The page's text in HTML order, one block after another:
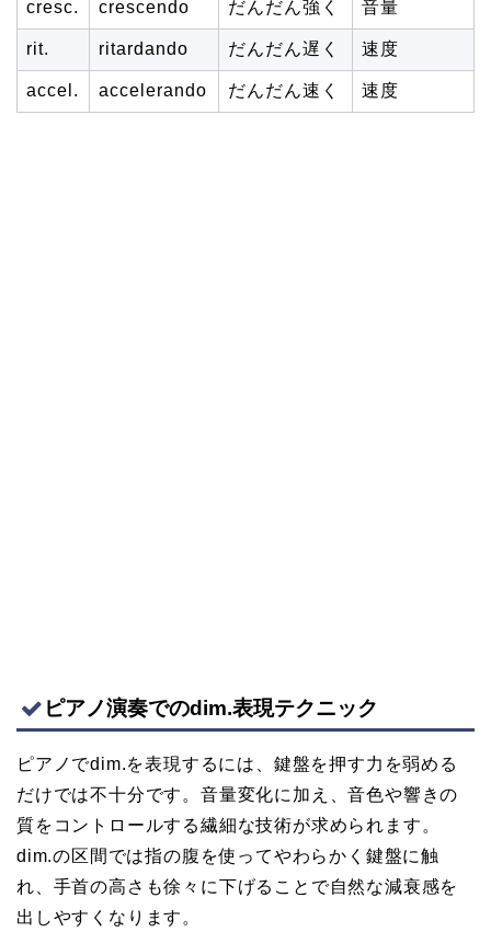
cresc. crescendo だんだん強く 音量
rit. ritardando だんだん遅く 速度
accel. accelerando だんだん速く 速度
ピアノ演奏でのdim.表現テクニック
ピアノでdim.を表現するには、鍵盤を押す力を弱める
だけでは不十分です。音量変化に加え、音色や響きの
質をコントロールする繊細な技術が求められます。
dim.の区間では指の腹を使ってやわらかく鍵盤に触
れ、手首の高さも徐々に下げることで自然な減衰感を
出しやすくなります。